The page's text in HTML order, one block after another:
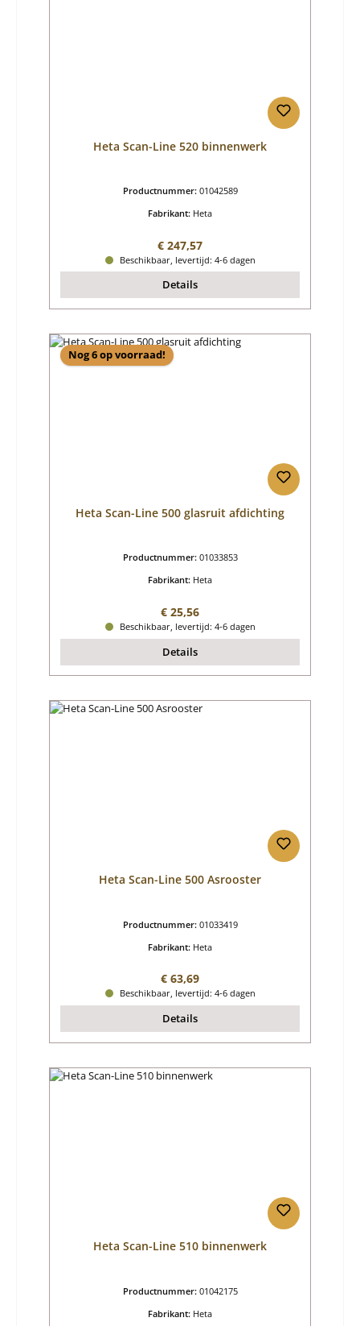
Heta Scan-Line 520 binnenwerk
Productnummer: 01042589
Fabrikant: Heta
Normale prijs:
€ 247,57
Beschikbaar, levertijd: 4-6 dagen
Details
Nog 6 op voorraad!
Heta Scan-Line 500 glasruit afdichting
Productnummer: 01033853
Fabrikant: Heta
Normale prijs:
€ 25,56
Beschikbaar, levertijd: 4-6 dagen
Details
Heta Scan-Line 500 Asrooster
Productnummer: 01033419
Fabrikant: Heta
Normale prijs:
€ 63,69
Beschikbaar, levertijd: 4-6 dagen
Details
Heta Scan-Line 510 binnenwerk
Productnummer: 01042175
Fabrikant: Heta